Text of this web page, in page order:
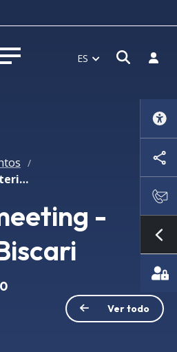
Abrir menú ES Abrir
/
All Staff meeting - Caterina Biscari
-
Ver todo